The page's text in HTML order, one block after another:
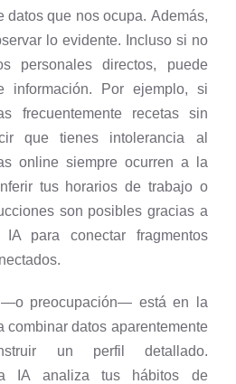
datos que nos ocupa. Además,
lo evidente. Incluso si no
personales directos, puede
información. Por ejemplo, si
frecuentemente recetas sin
que tienes intolerancia al
online siempre ocurren a la
tus horarios de trabajo o
son posibles gracias a
para conectar fragmentos
—o preocupación— está en la
combinar datos aparentemente
un perfil detallado.
IA analiza tus hábitos de